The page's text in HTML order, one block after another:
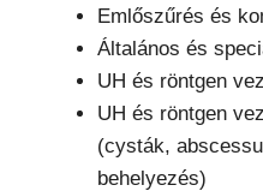
Emlőszűrés és
Általános és
UH és röntgen
UH és röntgen
(cysták,
behelyezés)